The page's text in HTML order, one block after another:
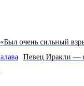
«Был очень сильный
Певец Иракли — о